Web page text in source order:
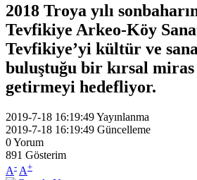
2018 Troya yılı
Tevfikiye Arkeo-Köy
Tevfikiye’yi kültür ve
buluştuğu bir kırsal
getirmeyi hedefliyor.
2019-7-18 16:19:49Yayınlanma
2019-7-18 16:19:49 Güncelleme
0Yorum
891 Gösterim
A- A+